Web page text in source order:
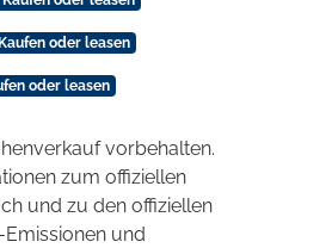
oder leasen
oder leasen
vorbehalten.
zum offiziellen
und zu den offiziellen
-Emissionen und